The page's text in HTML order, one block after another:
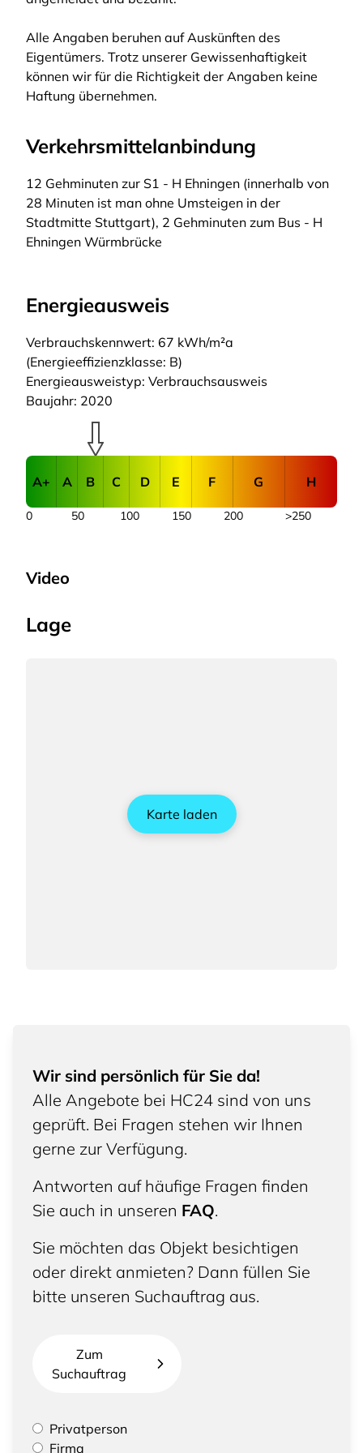
Alle Angaben beruhen auf Auskünften des
Eigentümers. Trotz unserer Gewissenhaftigkeit
können wir für die Richtigkeit der Angaben keine
Haftung übernehmen.
Verkehrsmittelanbindung
12 Gehminuten zur S1 - H Ehningen (innerhalb von
28 Minuten ist man ohne Umsteigen in der
Stadtmitte Stuttgart), 2 Gehminuten zum Bus - H
Ehningen Würmbrücke
Energieausweis
Verbrauchskennwert: 67 kWh/m²a
(Energieeffizienzklasse: B)
Energieausweistyp: Verbrauchsausweis
Baujahr: 2020
A+ A B C D E F G H
50 100 150 200
0 >250
Video
Lage
Karte laden
Wir sind persönlich für Sie da!
Alle Angebote bei HC24 sind von uns
geprüft. Bei Fragen stehen wir Ihnen
gerne zur Verfügung.
Antworten auf häufige Fragen finden
Sie auch in unseren FAQ.
Sie möchten das Objekt besichtigen
oder direkt anmieten? Dann füllen Sie
bitte unseren Suchauftrag aus.
Zum
Suchauftrag
Bitte geben Sie an, ob Sie eine Privatperson sind
oder eine Firma vertreten
Privatperson
Firma